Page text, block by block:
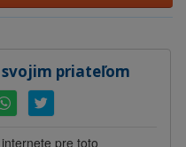
svojim priateľom
pre toto